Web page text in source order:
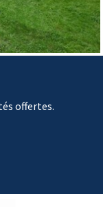
offertes.